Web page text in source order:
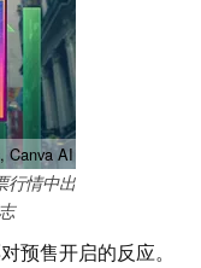
Canva AI
行情中出
预售开启的反应。